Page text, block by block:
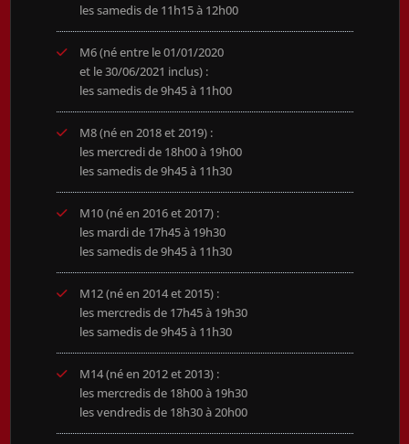
les samedis de 11h15 à 12h00
M6 (né entre le 01/01/2020
et le 30/06/2021 inclus) :
les samedis de 9h45 à 11h00
M8 (né en 2018 et 2019) :
les mercredi de 18h00 à 19h00
les samedis de 9h45 à 11h30
M10 (né en 2016 et 2017) :
les mardi de 17h45 à 19h30
les samedis de 9h45 à 11h30
M12 (né en 2014 et 2015) :
les mercredis de 17h45 à 19h30
les samedis de 9h45 à 11h30
M14 (né en 2012 et 2013) :
les mercredis de 18h00 à 19h30
les vendredis de 18h30 à 20h00